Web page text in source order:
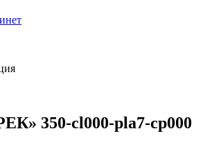
350-cl000-pla7-cp000